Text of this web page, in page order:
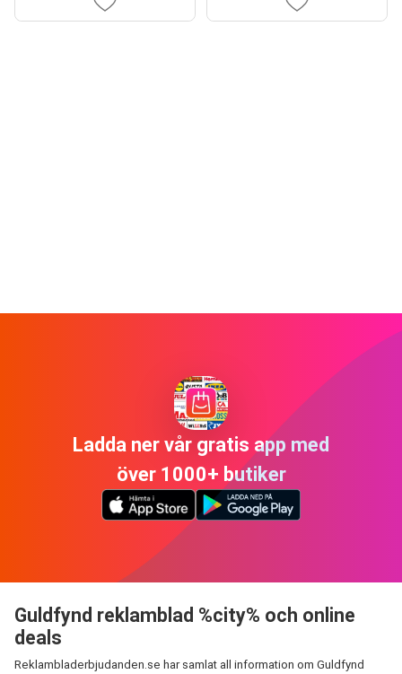
Ladda ner vår gratis app med
över 1000+ butiker
Guldfynd reklamblad %city% och online
deals
Reklambladerbjudanden.se har samlat all information om Guldfynd